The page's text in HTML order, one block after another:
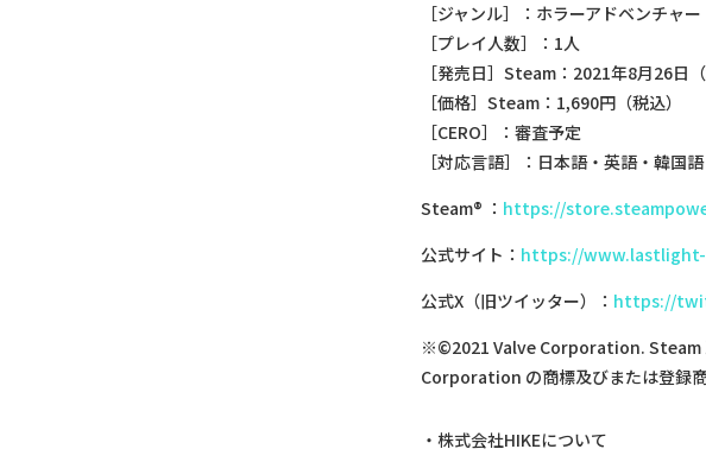
［ジャンル］：ホラーアドベンチャー
［プレイ人数］：1人
［発売日］Steam：2021年8月26日（
［価格］Steam：1,690円（税込）
［CERO］：審査予定
［対応言語］：日本語・英語・韓国
Steam® ： https://
公式サイト： https://
公式X（旧ツイッター）： https://
※©2021 Valve Corporation. Steam
Corporation の商標及びまたは登録商
株式会社HIKEについて